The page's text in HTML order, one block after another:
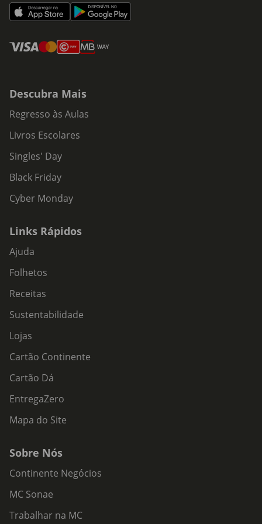
Descubra Mais
Regresso às Aulas
Livros Escolares
Singles' Day
Black Friday
Cyber Monday
Links Rápidos
Ajuda
Folhetos
Receitas
Sustentabilidade
Lojas
Cartão Continente
Cartão Dá
EntregaZero
Mapa do Site
Sobre Nós
Continente Negócios
MC Sonae
Trabalhar na MC